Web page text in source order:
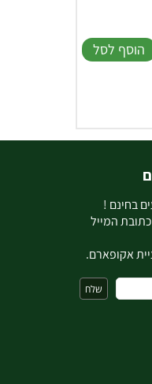
הוסף לסל
בחינם !
המייל
אקופארם.